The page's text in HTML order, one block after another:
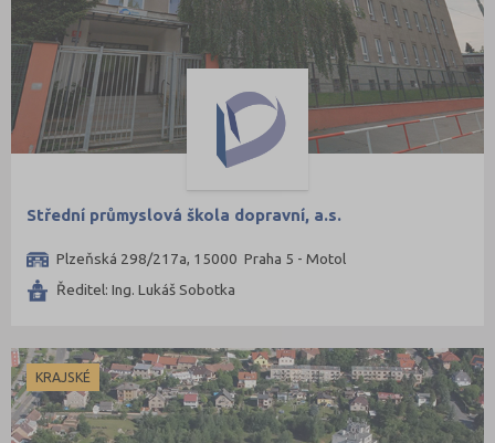
Střední průmyslová škola dopravní, a.s.
Plzeňská 298/217a, 15000 Praha 5 - Motol
Ředitel: Ing. Lukáš Sobotka
KRAJSKÉ